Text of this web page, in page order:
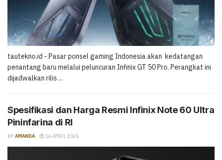
tautekno.id - Pasar ponsel gaming Indonesia akan kedatangan
penantang baru melalui peluncuran Infinix GT 50 Pro. Perangkat ini
dijadwalkan rilis ...
Spesifikasi dan Harga Resmi Infinix Note 60 Ultra
Pininfarina di RI
BY AMANDA 16 APRIL 2026